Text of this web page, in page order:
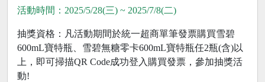
活動時間：2025/5/28(三) ~ 2025/7/8(二)
抽獎資格：凡活動期間於統一超商單筆發票購買雪碧
600mL寶特瓶、雪碧無糖零卡600mL寶特瓶任2瓶(含)以
上，即可掃描QR Code成功登入購買發票，參加抽獎活
動!